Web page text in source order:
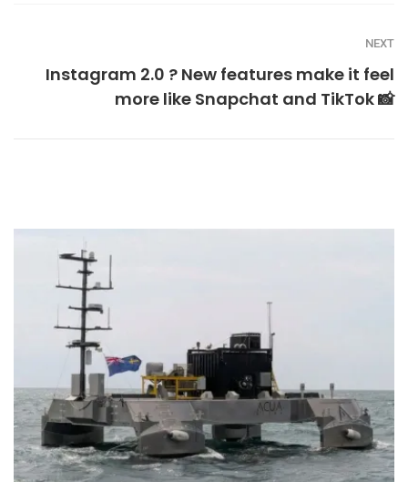
NEXT
Instagram 2.0 ? New features make it feel
more like Snapchat and TikTok 📸